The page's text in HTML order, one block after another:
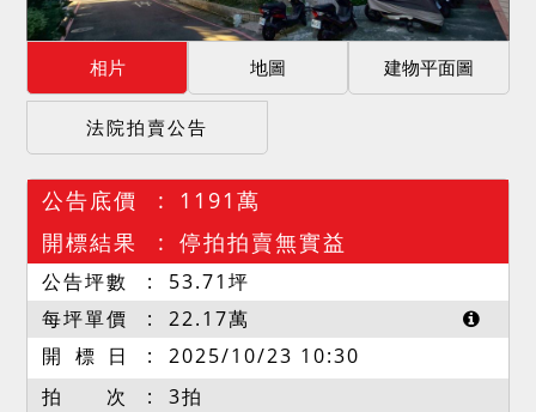
相片 地圖 建物平面圖
法院拍賣公告
公告底價
1191萬
開標結果
停拍拍賣無實益
公告坪數 53.71坪
每坪單價
22.17萬
開 標 日
2025/10/23 10:30
拍 次
3拍